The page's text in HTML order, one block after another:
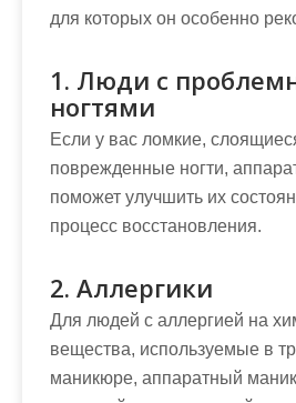
для которых он особенно
1. Люди с
ногтями
Если у вас ломкие,
поврежденные ногти,
поможет улучшить их
процесс восстановления.
2. Аллергики
Для людей с аллергией на
вещества, используемые в
маникюре, аппаратный